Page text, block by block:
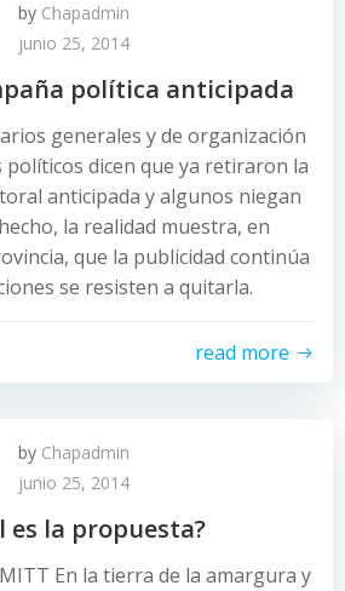
by Chapadmin
junio 25, 2014
política anticipada
generales y de organización
dicen que ya retiraron la
anticipada y algunos niegan
la realidad muestra, en
que la publicidad continúa
se resisten a quitarla.
read more
by Chapadmin
junio 25, 2014
es la propuesta?
En la tierra de la amargura y